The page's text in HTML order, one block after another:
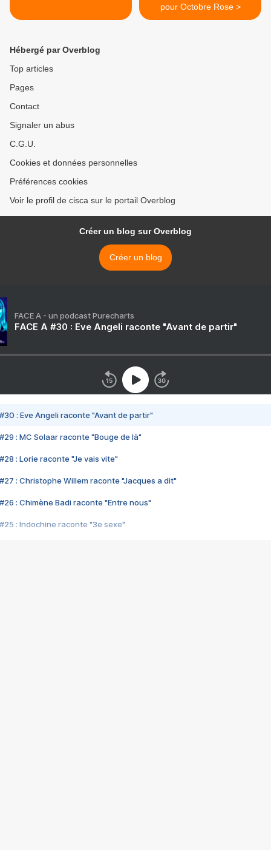
pour Octobre Rose >
Hébergé par Overblog
Top articles
Pages
Contact
Signaler un abus
C.G.U.
Cookies et données personnelles
Préférences cookies
Voir le profil de cisca sur le portail Overblog
Créer un blog sur Overblog
Créer un blog
FACE A - un podcast Purecharts
FACE A #30 : Eve Angeli raconte "Avant de partir"
#30 : Eve Angeli raconte "Avant de partir"
#29 : MC Solaar raconte "Bouge de là"
#28 : Lorie raconte "Je vais vite"
#27 : Christophe Willem raconte "Jacques a dit"
#26 : Chimène Badi raconte "Entre nous"
#25 : Indochine raconte "3e sexe"